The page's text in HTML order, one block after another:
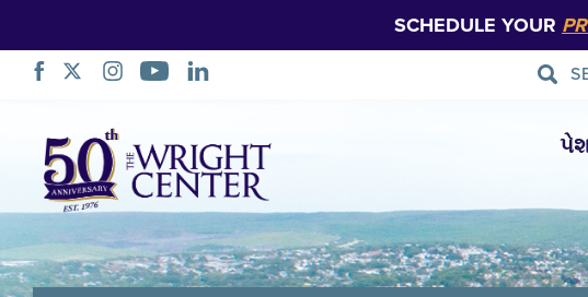
SCHEDULE YOUR
નેવિગેશન
છોડો